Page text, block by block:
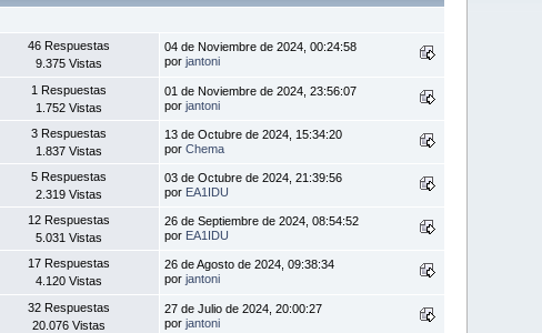
46 Respuestas
9.375 Vistas
04 de Noviembre de 2024, 00:24:58
porjantoni
1 Respuestas
1.752 Vistas
01 de Noviembre de 2024, 23:56:07
porjantoni
3 Respuestas
1.837 Vistas
13 de Octubre de 2024, 15:34:20
porChema
5 Respuestas
2.319 Vistas
03 de Octubre de 2024, 21:39:56
por EA1IDU
12 Respuestas
5.031 Vistas
26 de Septiembre de 2024, 08:54:52
por EA1IDU
17 Respuestas
4.120 Vistas
26 de Agosto de 2024, 09:38:34
porjantoni
32 Respuestas
20.076 Vistas
27 de Julio de 2024, 20:00:27
porjantoni